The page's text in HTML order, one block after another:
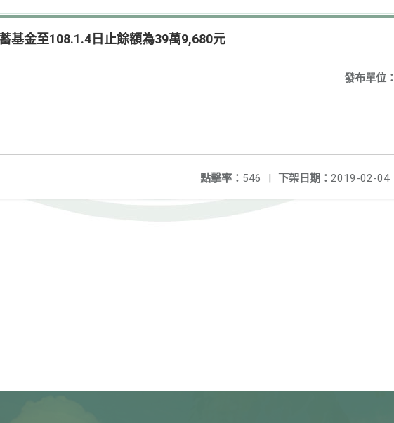
基金至108.1.4日止餘額為39萬9,680元
發布單位：
下架日期： 2019-02-04
點擊率： 546 |